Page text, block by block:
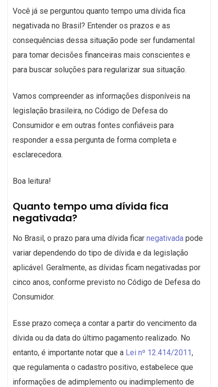
Você já se perguntou quanto tempo uma dívida fica
negativada no Brasil? Entender os prazos e as
consequências dessa situação pode ser fundamental
para tomar decisões financeiras mais conscientes e
para buscar soluções para regularizar sua situação.
Vamos compreender as informações disponíveis na
legislação brasileira, no Código de Defesa do
Consumidor e em outras fontes confiáveis para
responder a essa pergunta de forma completa e
esclarecedora.
Boa leitura!
Quanto tempo uma dívida fica
negativada?
No Brasil, o prazo para uma dívida ficar negativada pode
variar dependendo do tipo de dívida e da legislação
aplicável. Geralmente, as dívidas ficam negativadas por
cinco anos, conforme previsto no Código de Defesa do
Consumidor.
Esse prazo começa a contar a partir do vencimento da
dívida ou da data do último pagamento realizado. No
entanto, é importante notar que a Lei nº 12.414/2011,
que regulamenta o cadastro positivo, estabelece que
informações de adimplemento ou inadimplemento de